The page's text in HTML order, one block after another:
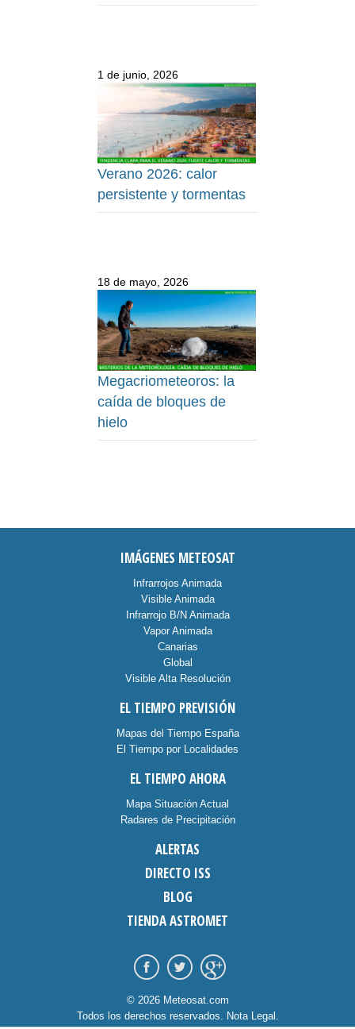
1 de junio, 2026
Verano 2026: calor
persistente y tormentas
18 de mayo, 2026
Megacriometeoros: la
caída de bloques de
hielo
IMÁGENES METEOSAT
Infrarrojos Animada
Visible Animada
Infrarrojo B/N Animada
Vapor Animada
Canarias
Global
Visible Alta Resolución
EL TIEMPO PREVISIÓN
Mapas del Tiempo España
El Tiempo por Localidades
EL TIEMPO AHORA
Mapa Situación Actual
Radares de Precipitación
ALERTAS
DIRECTO ISS
BLOG
TIENDA ASTROMET
© 2026 Meteosat.com
Todos los derechos reservados. Nota Legal .